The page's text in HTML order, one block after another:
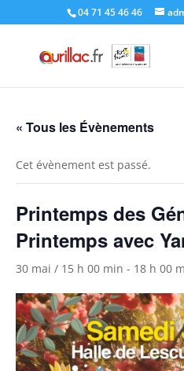
04 71 45 46 46
« Tous les Évènements
Cet évènement est passé.
Printemps des
Printemps avec
30 mai / 15 h 00 min - 18 h 00